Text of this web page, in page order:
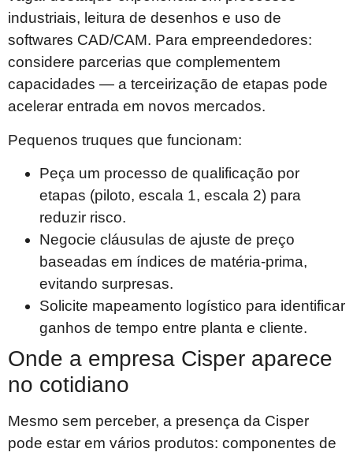
industriais, leitura de desenhos e uso de
softwares CAD/CAM. Para empreendedores:
considere parcerias que complementem
capacidades — a terceirização de etapas pode
acelerar entrada em novos mercados.
Pequenos truques que funcionam:
Peça um processo de qualificação por
etapas (piloto, escala 1, escala 2) para
reduzir risco.
Negocie cláusulas de ajuste de preço
baseadas em índices de matéria-prima,
evitando surpresas.
Solicite mapeamento logístico para identificar
ganhos de tempo entre planta e cliente.
Onde a empresa Cisper aparece
no cotidiano
Mesmo sem perceber, a presença da Cisper
pode estar em vários produtos: componentes de